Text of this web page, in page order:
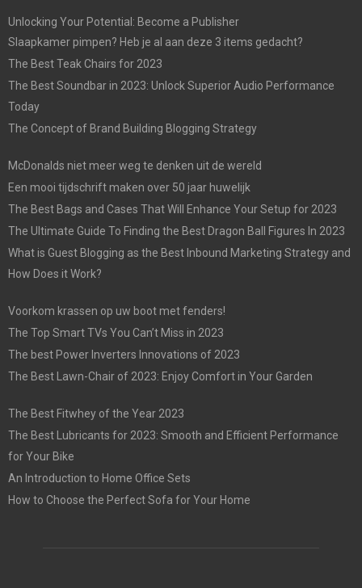
Unlocking Your Potential: Become a Publisher
Slaapkamer pimpen? Heb je al aan deze 3 items gedacht?
The Best Teak Chairs for 2023
The Best Soundbar in 2023: Unlock Superior Audio Performance
Today
The Concept of Brand Building Blogging Strategy
McDonalds niet meer weg te denken uit de wereld
Een mooi tijdschrift maken over 50 jaar huwelijk
The Best Bags and Cases That Will Enhance Your Setup for 2023
The Ultimate Guide To Finding the Best Dragon Ball Figures In 2023
What is Guest Blogging as the Best Inbound Marketing Strategy and
How Does it Work?
Voorkom krassen op uw boot met fenders!
The Top Smart TVs You Can’t Miss in 2023
The best Power Inverters Innovations of 2023
The Best Lawn-Chair of 2023: Enjoy Comfort in Your Garden
The Best Fitwhey of the Year 2023
The Best Lubricants for 2023: Smooth and Efficient Performance
for Your Bike
An Introduction to Home Office Sets
How to Choose the Perfect Sofa for Your Home